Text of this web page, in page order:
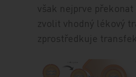
však nejprve
zvolit vhodný lékový
zprostředkuje